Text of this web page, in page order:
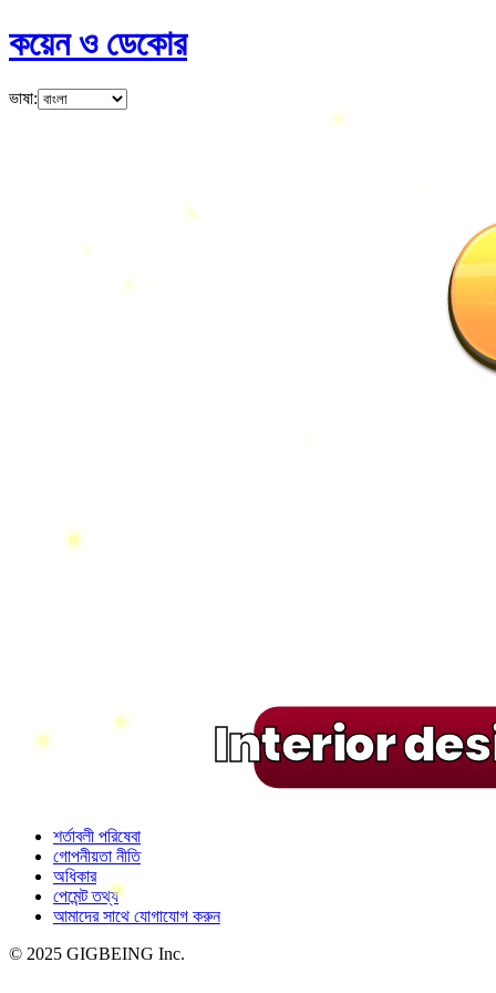
কয়েন ও ডেকোর
ভাষা:
Interior
শর্তাবলী পরিষেবা
গোপনীয়তা নীতি
অধিকার
পেমেন্ট তথ্য
আমাদের সাথে যোগাযোগ করুন
© 2025 GIGBEING Inc.